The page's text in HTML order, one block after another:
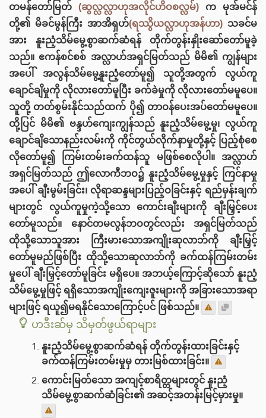
တမန်တော်မြတ် (ဆွလ္လလ္လာဟုအလိုင်ဟိဝစလ္လမ်) က မုအ်မင်န်
တို့၏ မိခင်မွန်ကြီး အာအိရှဟ်(ရဿွိယလ္လာဟုအန်ဟာ) သခင်မ
အား နူးညံ့သိမ်မွေ့စွာဆက်ဆံရန် တိုက်တွန်းနှိုး‌ဆော်တော်မူခဲ့
သည်။ ဧကန်စင်စစ် အလ္လာဟ်အရှင်မြတ်သည် မိမိ၏ ကျွန်များ
အပေါ် အလွန်သိမ်မွေ့နူးညံ့တော်မူ၍ သူတို့အတွက် လွယ်ကူ
ချောင်ချိမှုကို လိုလားတော်မူပြီး ခက်ခဲမှုကို လိုလားတော်မမူပေ။
သူတို့ တတ်စွမ်းနိုင်သည်ထက် ပို၍ တာဝန်ပေးအပ်တော်မမူပေ။
ထို့ပြင် မိမိ၏ ဗန္ဒဟ်ကျေးကျွန်သည် နူးညံ့သိမ်မွေ့မှု၊ လွယ်ကူ
ချောင်ချိသောနည်းလမ်းကို ကိုင်တွယ်လိုက်နာမှုတို့နှင့် ပြည့်စုံစေ
လိုတော်မူ၍ ကြမ်းတမ်းခက်ထန်သူ မဖြစ်စေလိုပါ။ အလ္လာဟ်
အရှင်မြတ်သည် ဤလောကီဘဝ၌ နူးညံ့သိမ်မွေ့မှုနှင့် ကြင်နာမှု
အပေါ် ချီးမွမ်းခြင်း၊ လိုရာဆန္ဒများပြည့်ဝခြင်းနှင့် ရည်မှန်းချက်
များတွင် လွယ်ကူမှုကဲ့သို့သော ကောင်းချီးများကို ချီးမြှင့်ပေး
တော်မူသည်။ နောင်တမလွန်ဘဝတွင်လည်း အရှင်မြတ်သည်
ထိုသို့သောသူအား ကြီးမားသောအကျိုးဆုလာဘ်ကို ချီးမြှင့်
တော်မူမည်ဖြစ်ပြီး ထိုသို့သောဆုလာဘ်ကို ခက်ထန်ကြမ်းတမ်း
မှုပေါ် ချီးမြှင့်တော်မူခြင်း မရှိပေ။ အဘယ့်ကြောင့်ဆိုသော် နူးညံ့
သိမ်မွေ့မှုဖြင့် ရရှိသောအကျိုးကျေးဇူးများကို အခြားသောအရာ
များဖြင့် ရယူ၍မရနိုင်သောကြောင့်ပင် ဖြစ်သည်။
ဟဒီးဆ်မှ သိမှတ်ဖွယ်ရာများ
နူးညံ့သိမ်မွေ့စွာဆက်ဆံရန် တိုက်တွန်းထားခြင်းနှင့်
ခက်ထန်ကြမ်းတမ်းမှုမှ တားမြစ်ထားခြင်း။
ကောင်းမြတ်သော အကျင့်စာရိတ္တများတွင် နူးညံ့
သိမ်မွေ့စွာဆက်ဆံခြင်း၏ အဆင့်အတန်းမြင့်မှားမှု။